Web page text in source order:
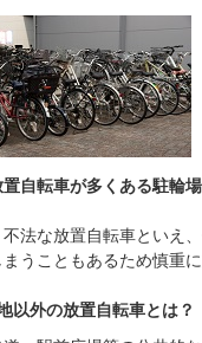
自転車が多くある駐輪
不法な放置自転車といえ
うこともあるため慎重
以外の放置自転車とは？